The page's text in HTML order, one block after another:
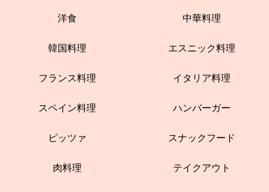
洋食 中華料理
韓国料理 エスニック料理
フランス料理 イタリア料理
スペイン料理 ハンバーガー
ピッツァ スナックフード
肉料理 テイクアウト